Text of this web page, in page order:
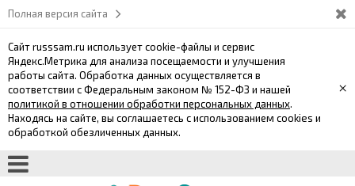
Полная версия сайта
Сайт russsam.ru использует cookie-файлы и сервис
Яндекс.Метрика для анализа посещаемости и улучшения
работы сайта. Обработка данных осуществляется в
соответствии с Федеральным законом № 152-ФЗ и нашей
политикой в отношении обработки персональных данных.
Находясь на сайте, вы соглашаетесь с использованием cookies и
обработкой обезличенных данных.
×